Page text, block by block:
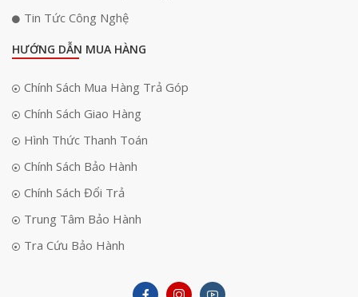
Tin Tức Công Nghệ
HƯỚNG DẪN MUA HÀNG
Chính Sách Mua Hàng Trả Góp
Chính Sách Giao Hàng
Hình Thức Thanh Toán
Chính Sách Bảo Hành
Chính Sách Đổi Trả
Trung Tâm Bảo Hành
Tra Cứu Bảo Hành